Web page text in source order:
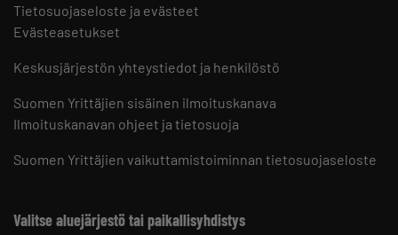
Tietosuojaseloste ja evästeet
Evästeasetukset
Keskusjärjestön yhteystiedot ja henkilöstö
Suomen Yrittäjien sisäinen ilmoituskanava
Ilmoituskanavan ohjeet ja tietosuoja
Suomen Yrittäjien vaikuttamistoiminnan tietosuojaseloste
Valitse aluejärjestö tai paikallisyhdistys